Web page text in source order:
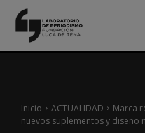
Inicio ACTUALIDAD
Marca
nuevos suplementos y diseño